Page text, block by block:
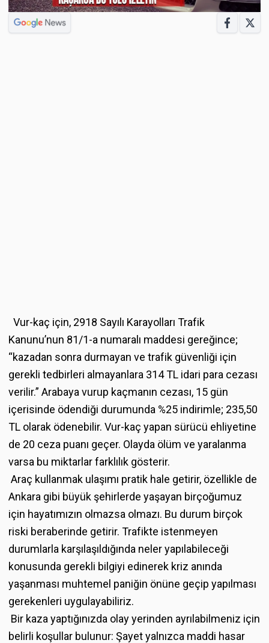
Vur-kaç için, 2918 Sayılı Karayolları Trafik
Kanunu’nun 81/1-a numaralı maddesi gereğince;
“kazadan sonra durmayan ve trafik güvenliği için
gerekli tedbirleri almayanlara 314 TL idari para cezası
verilir.” Arabaya vurup kaçmanın cezası, 15 gün
içerisinde ödendiği durumunda %25 indirimle; 235,50
TL olarak ödenebilir. Vur-kaç yapan sürücü ehliyetine
de 20 ceza puanı geçer. Olayda ölüm ve yaralanma
varsa bu miktarlar farklılık gösterir.
Araç kullanmak ulaşımı pratik hale getirir, özellikle de
Ankara gibi büyük şehirlerde yaşayan birçoğumuz
için hayatımızın olmazsa olmazı. Bu durum birçok
riski beraberinde getirir. Trafikte istenmeyen
durumlarla karşılaşıldığında neler yapılabileceği
konusunda gerekli bilgiyi edinerek kriz anında
yaşanması muhtemel paniğin önüne geçip yapılması
gerekenleri uygulayabiliriz.
Bir kaza yaptığınızda olay yerinden ayrılabilmeniz için
belirli koşullar bulunur: Şayet yalnızca maddi hasar